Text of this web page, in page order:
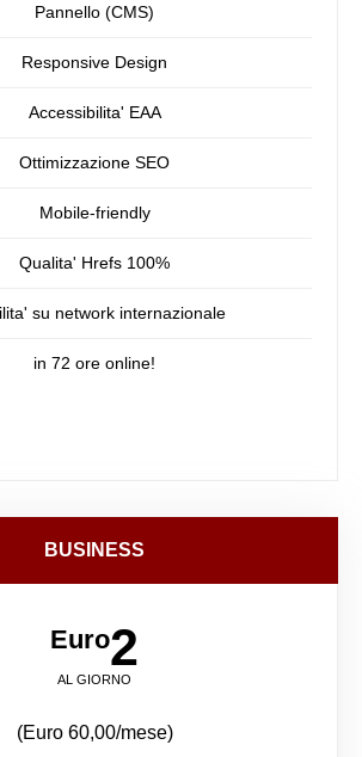
Pannello (CMS)
Responsive Design
Accessibilita' EAA
Ottimizzazione SEO
Mobile-friendly
Qualita' Hrefs 100%
su network internazionale
in 72 ore online!
BUSINESS
Euro2
AL GIORNO
(Euro 60,00/mese)